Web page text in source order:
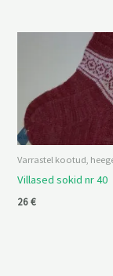
Varrastel kootud,
Villased sokid nr 40
26€